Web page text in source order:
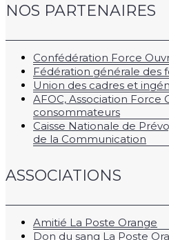
NOS PARTENAIRES
Confédération Force
Fédération générale des
Union des cadres et
AFOC, Association Force
consommateurs
Caisse Nationale de
de la Communication
ASSOCIATIONS
Amitié La Poste Orange
Don du sang La Poste